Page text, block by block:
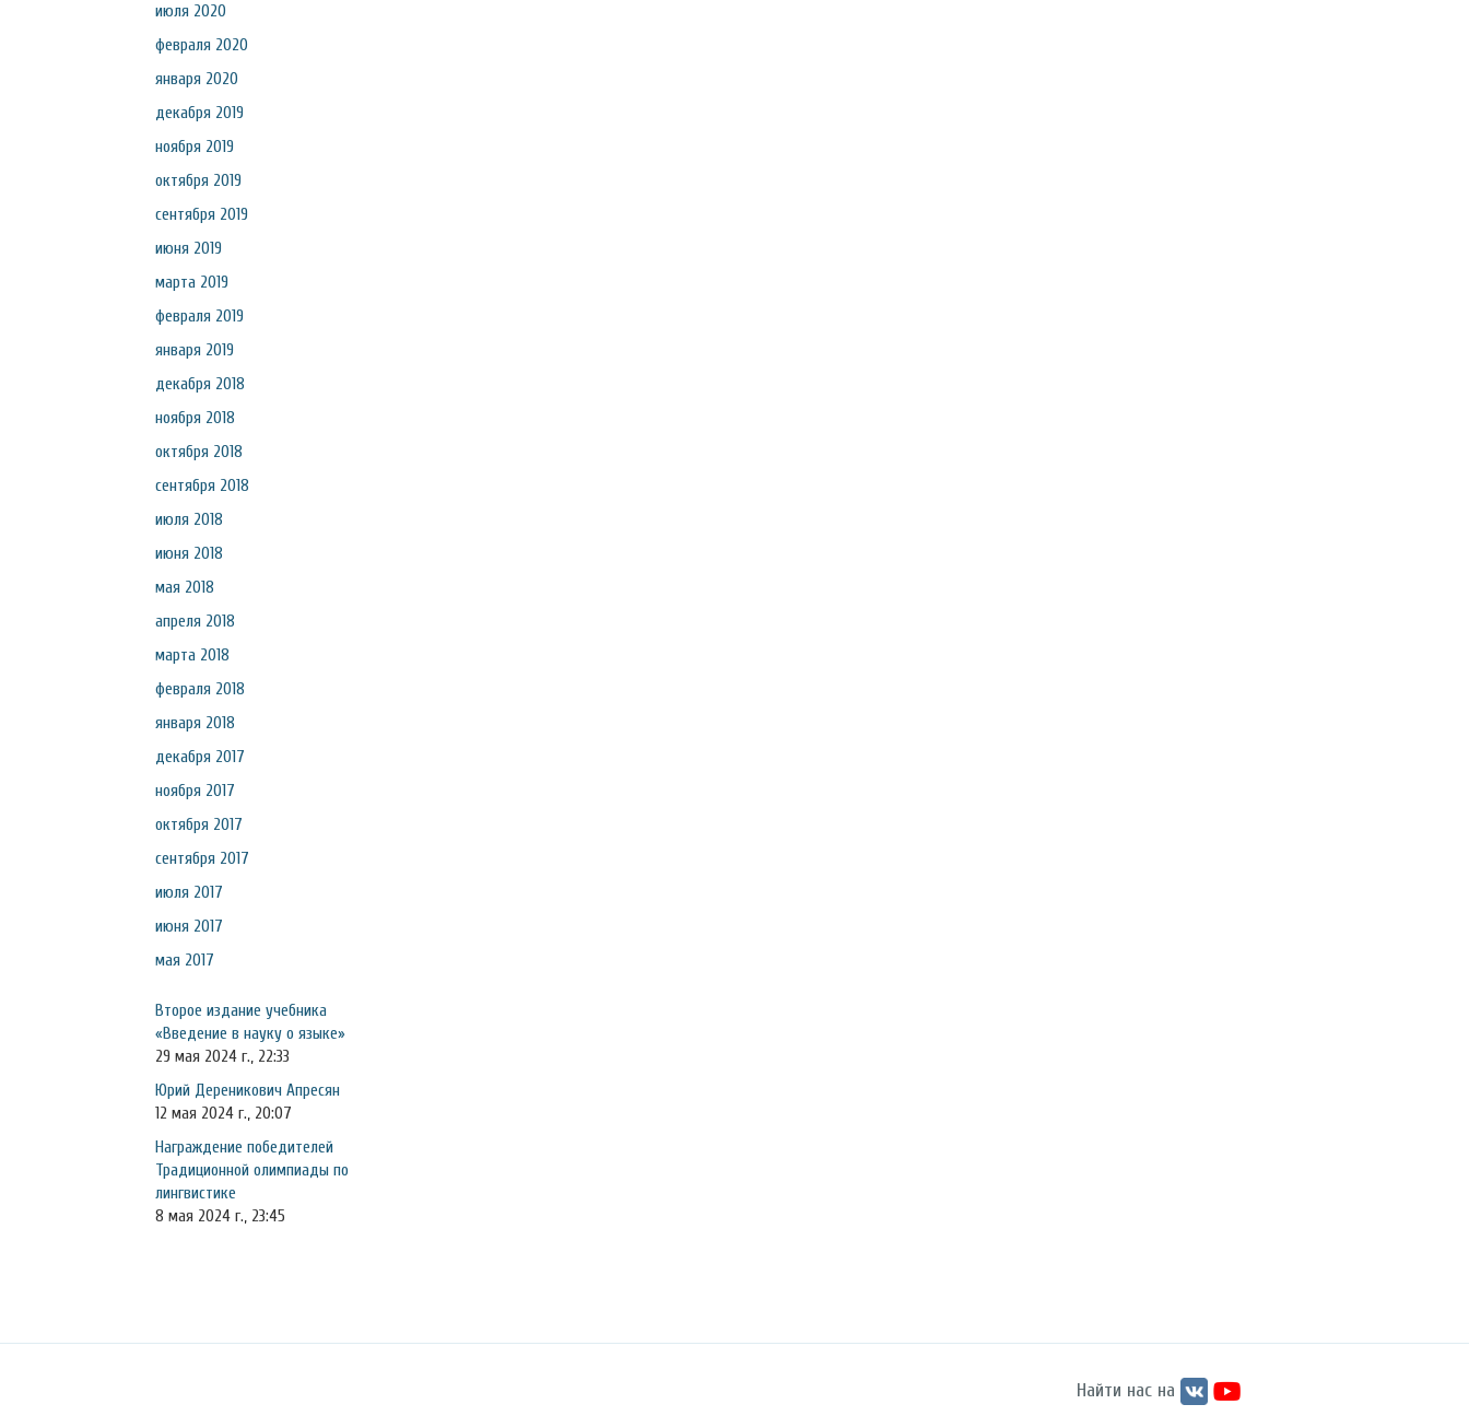
июля 2020
февраля 2020
января 2020
декабря 2019
ноября 2019
октября 2019
сентября 2019
июня 2019
марта 2019
февраля 2019
января 2019
декабря 2018
ноября 2018
октября 2018
сентября 2018
июля 2018
июня 2018
мая 2018
апреля 2018
марта 2018
февраля 2018
января 2018
декабря 2017
ноября 2017
октября 2017
сентября 2017
июля 2017
июня 2017
мая 2017
Второе издание учебника
«Введение в науку о языке»
29 мая 2024 г., 22:33
Юрий Дереникович Апресян
12 мая 2024 г., 20:07
Награждение победителей
Традиционной олимпиады по
лингвистике
8 мая 2024 г., 23:45
Найти нас на